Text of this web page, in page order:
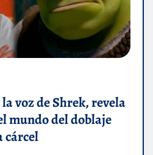
voz de Shrek, revela
mundo del doblaje
cárcel